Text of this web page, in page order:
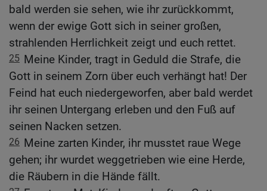
bald werden sie sehen, wie ihr zurückkommt,
wenn der ewige Gott sich in seiner großen,
strahlenden Herrlichkeit zeigt und euch rettet.
25 Meine Kinder, tragt in Geduld die Strafe, die
Gott in seinem Zorn über euch verhängt hat! Der
Feind hat euch niedergeworfen, aber bald werdet
ihr seinen Untergang erleben und den Fuß auf
seinen Nacken setzen.
26 Meine zarten Kinder, ihr musstet raue Wege
gehen; ihr wurdet weggetrieben wie eine Herde,
die Räubern in die Hände fällt.